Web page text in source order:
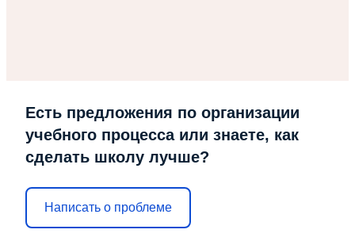
Есть предложения по организации
учебного процесса или знаете, как
сделать школу лучше?
Написать о проблеме